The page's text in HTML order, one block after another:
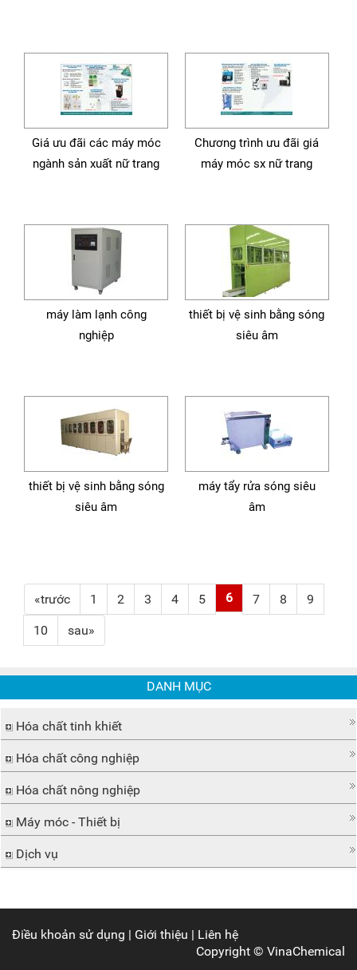
Giá ưu đãi các máy móc
ngành sản xuất nữ trang
Chương trình ưu đãi giá
máy móc sx nữ trang
máy làm lạnh công
nghiệp
thiết bị vệ sinh bằng sóng
siêu âm
thiết bị vệ sinh bằng sóng
siêu âm
máy tẩy rửa sóng siêu
âm
«trước 1 2 3 4 5 6 7 8 9
10 sau»
DANH MỤC
Hóa chất tinh khiết
Hóa chất công nghiệp
Hóa chất nông nghiệp
Máy móc - Thiết bị
Dịch vụ
Điều khoản sử dụng | Giới thiệu | Liên hệ
Copyright © VinaChemical